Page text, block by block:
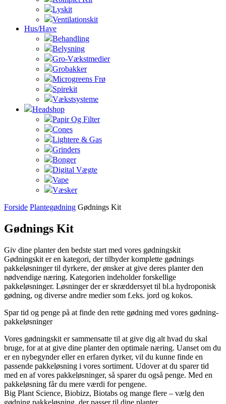
Lyskit
Ventilationskit
Hus/Have
Behandling
Belysning
Gro-Vækstmedier
Grobakker
Microgreens Frø
Spirekit
Vækstsysteme
Headshop
Papir Og Filter
Cones
Lightere & Gas
Grinders
Bonger
Digital Vægte
Vape
Væsker
Forside Plantegødning Gødnings Kit
Gødnings Kit
Giv dine planter den bedste start med vores gødningskit
Gødningskit er en kategori, der tilbyder komplette gødnings
pakkeløsninger til dyrkere, der ønsker at give deres planter den
nødvendige næring. Kategorien indeholder forskellige
pakkeløsninger. Løsninger der er skræddersyet til bl.a hydroponisk
gødning, og diverse andre medier som f.eks. jord og kokos.
Spar tid og penge på at finde den rette gødning med vores gødning-
pakkeløsninger
Vores gødningskit er sammensatte til at give dig alt hvad du skal
bruge, for at at give dine planter den optimale næring. Uanset om du
er en nybegynder eller en erfaren dyrker, vil du kunne finde en
passende pakkeløsning i vores sortiment. Udover at du sparer tid
med en af vores pakkeløsninger, så sparer du også penge. Med en
pakkeløsning får du mere værdi for pengene.
Big Plant Science, Biobizz, Biotabs og mange flere – vælg den
gødning pakkeløsning, der passer til dine planter